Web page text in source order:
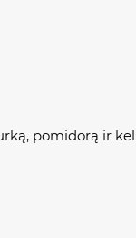
pomidorą ir